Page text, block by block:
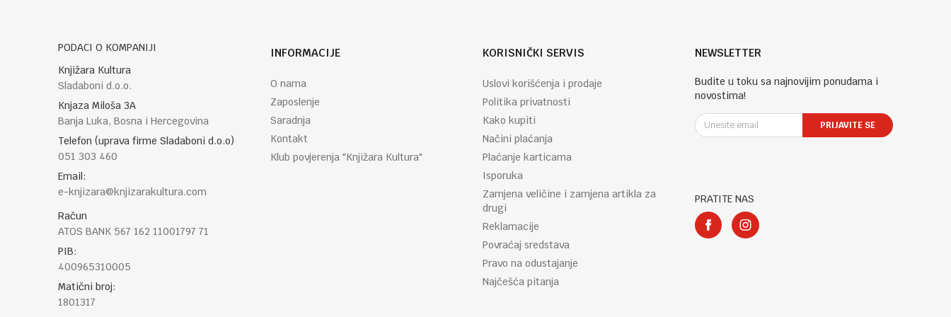
PODACI O KOMPANIJI
Knjižara Kultura
Sladaboni d.o.o.
Knjaza Miloša 3A
Banja Luka, Bosna i Hercegovina
Telefon (uprava firme Sladaboni d.o.o)
051 303 460
Email:
e-knjizara@knjizarakultura.com
Račun
ATOS BANK 567 162 11001797 71
PIB:
400965310005
Matični broj:
1801317
INFORMACIJE
O nama
Zaposlenje
Saradnja
Kontakt
Klub povjerenja "Knjižara Kultura"
KORISNIČKI SERVIS
Uslovi korišćenja i prodaje
Politika privatnosti
Kako kupiti
Načini plaćanja
Plaćanje karticama
Isporuka
Zamjena veličine i zamjena artikla za
drugi
Reklamacije
Povraćaj sredstava
Pravo na odustajanje
Najčešća pitanja
NEWSLETTER
Budite u toku sa najnovijim ponudama i
novostima!
PRIJAVITE SE
PRATITE NAS